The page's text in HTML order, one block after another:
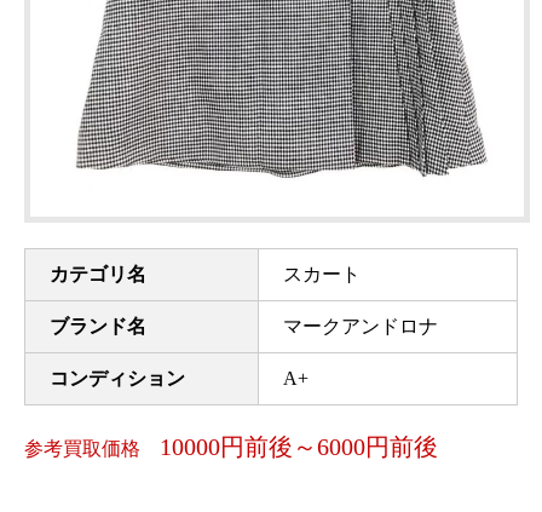
カテゴリ名 スカート
ブランド名 マークアンドロナ
コンディション A+
参考買取価格 10000円前後～6000円前後